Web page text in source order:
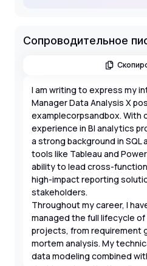
Сопроводительное
I am writing to express my
Manager Data Analysis X
examplecorpsandbox. With
experience in BI analytics
a strong background in SQL
tools like Tableau and
ability to lead cross-
high-impact reporting
stakeholders.
Throughout my career, I
managed the full lifecycle
projects, from requirement
mortem analysis. My
data modeling combined